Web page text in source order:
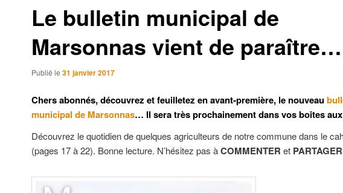
Le bulletin municipal de
Marsonnas vient de paraître…
Publié le 31 janvier 2017
Chers abonnés, découvrez et feuilletez en avant-première, le nouveau
municipal de Marsonnas… Il sera très prochainement dans vos boites
Découvrez le quotidien de quelques agriculteurs de notre commune dans le
(pages 17 à 22). Bonne lecture. N’hésitez pas àCOMMENTER et PARTAGER